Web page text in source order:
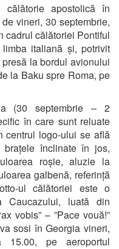
apostolică în
vineri, 30 septembrie,
cadrul călătoriei Pontiful
italiană și, potrivit
la bordul avionului
la Baku spre Roma, pe
(30 septembrie – 2
în care sunt reluate
centrul logo-ului se află
înclinate în jos,
roșie, aluzie la
galbenă, referință
ul călătoriei este o
Caucazului, luată din
vobis” – ”Pace vouă!”
sosi în Georgia vineri,
pe aeroportul